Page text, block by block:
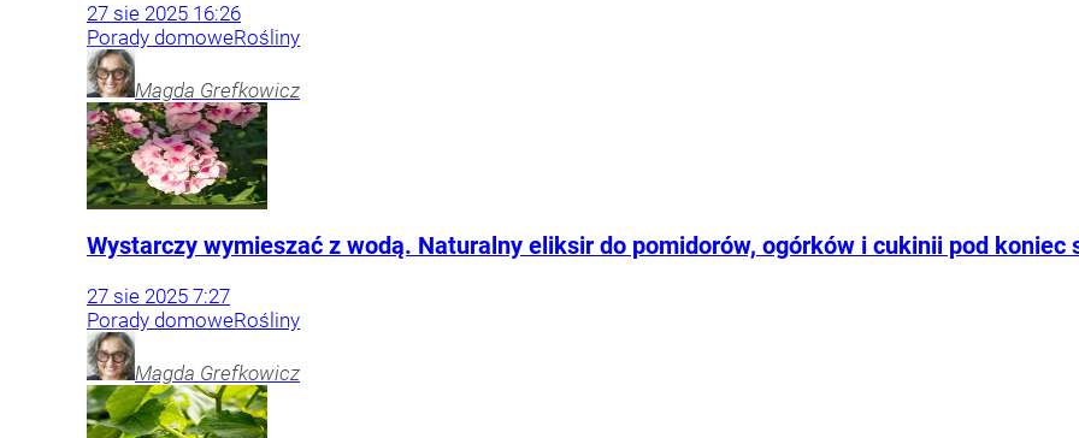
27 sie 2025 16:26
Porady domoweRośliny
Magda Grefkowicz
Wystarczy wymieszać z wodą. Naturalny eliksir do pomidorów, ogórków i cukinii pod koniec
27 sie 2025 7:27
Porady domoweRośliny
Magda Grefkowicz